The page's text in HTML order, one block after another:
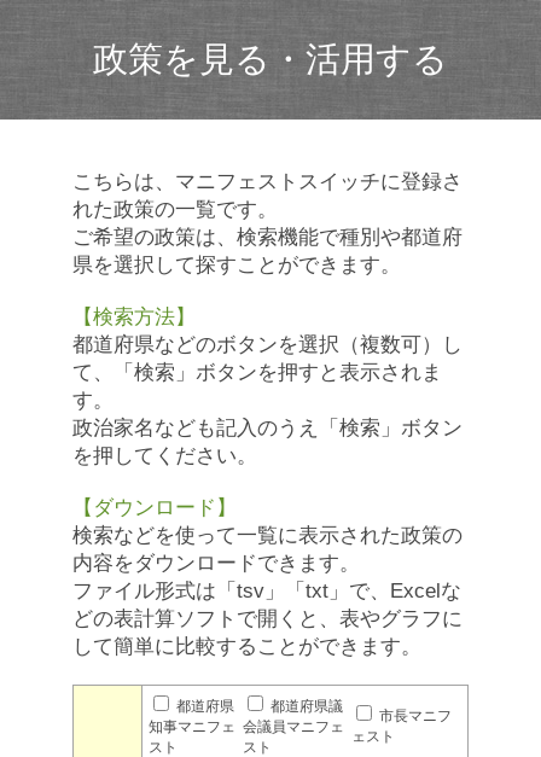
政策を見る・活用する
こちらは、マニフェストスイッチに登録さ
れた政策の一覧です。
ご希望の政策は、検索機能で種別や都道府
県を選択して探すことができます。
【検索方法】
都道府県などのボタンを選択（複数可）し
て、「検索」ボタンを押すと表示されま
す。
政治家名なども記入のうえ「検索」ボタン
を押してください。
【ダウンロード】
検索などを使って一覧に表示された政策の
内容をダウンロードできます。
ファイル形式は「tsv」「txt」で、Excelな
どの表計算ソフトで開くと、表やグラフに
して簡単に比較することができます。
都道府県
知事マニフェ
スト
都道府県議
会議員マニフェ
スト
市長マニフ
ェスト